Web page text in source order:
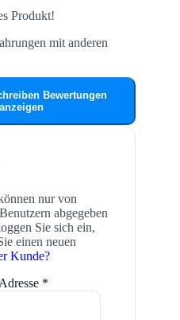
Produkt!
mit anderen
Bewertungen
anzeigen
nur von
abgegeben
Sie sich ein,
einen neuen
Kunde?
*